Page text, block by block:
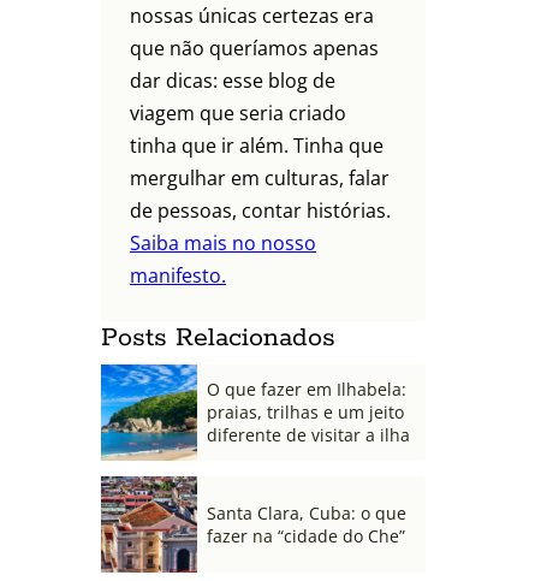
nossas únicas certezas era
que não queríamos apenas
dar dicas: esse blog de
viagem que seria criado
tinha que ir além. Tinha que
mergulhar em culturas, falar
de pessoas, contar histórias.
Saiba mais no nosso
manifesto.
Posts Relacionados
O que fazer em Ilhabela:
praias, trilhas e um jeito
diferente de visitar a ilha
Santa Clara, Cuba: o que
fazer na “cidade do Che”